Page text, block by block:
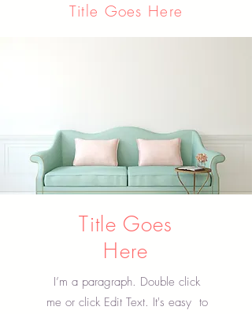
Title Goes Here
Title Goes
Here
I’m a paragraph. Double click
me or click Edit Text. It's easy to